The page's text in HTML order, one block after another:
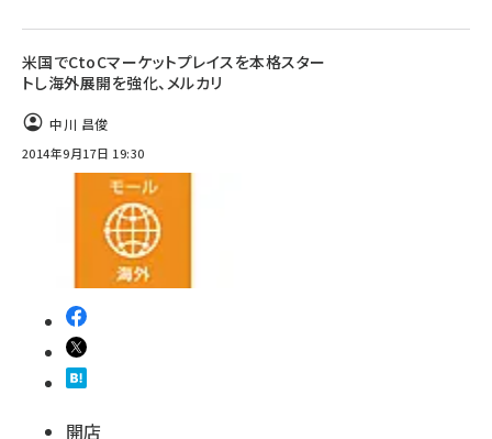
米国でCtoCマーケットプレイスを本格スター
トし海外展開を強化、メルカリ
中川 昌俊
2014年9月17日 19:30
開店